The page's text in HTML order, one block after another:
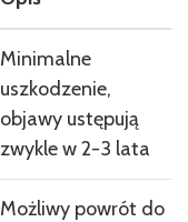
Minimalne
uszkodzenie,
objawy ustępują
zwykle w 2-3 lata
Możliwy powrót do